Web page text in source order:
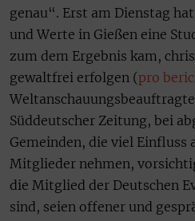
genau“. Erst am Dienstag
und Werte in Gießen eine
zum dem Ergebnis kam,
gewaltfrei erfolgen (pro
Süddeutscher Zeitung, bei
Gemeinden, die viel Einfluss
Mitglieder nehmen,
die Mitglied der Deutschen
sind, seien offener und